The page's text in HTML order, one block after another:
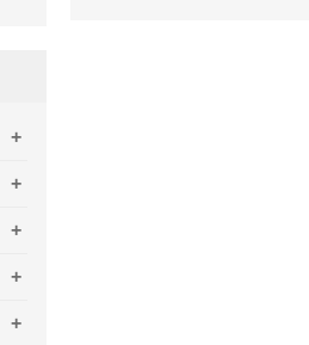
+
+
+
+
+